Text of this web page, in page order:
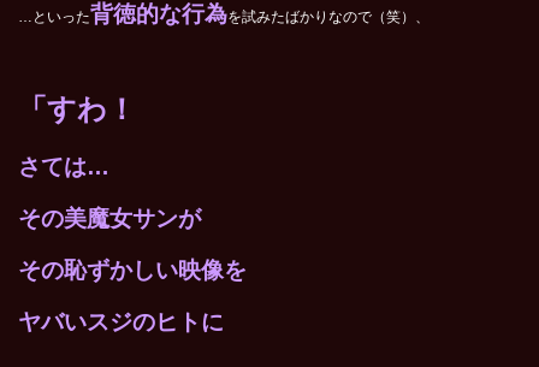
…といった背徳的な行為を試みたばかりなので（笑）、
「すわ！
さては…
その美魔女サンが
その恥ずかしい映像を
ヤバいスジのヒトに